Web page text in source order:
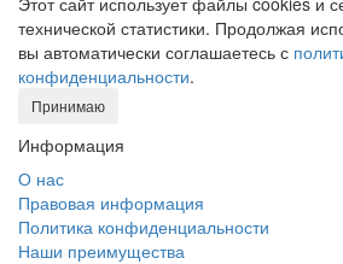
технической статистики. Продолжая
вы автоматически соглашаетесь с
конфиденциальности.
Принимаю
Информация
О нас
Правовая информация
Политика конфиденциальности
Наши преимущества